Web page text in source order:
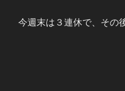
今週末は３連休で、その